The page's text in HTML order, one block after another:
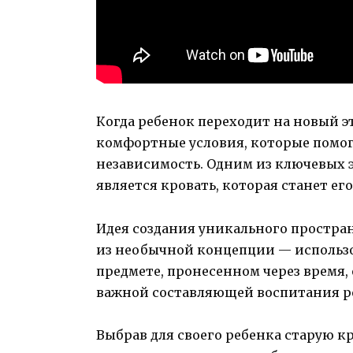
Когда ребенок переходит на новый
комфортные условия, которые
независимость. Одним из ключевых
является кровать, которая станет
Идея создания уникального
из необычной концепции —
предмете, пронесенном через
важной составляющей воспитания
Выбрав для своего ребенка старую